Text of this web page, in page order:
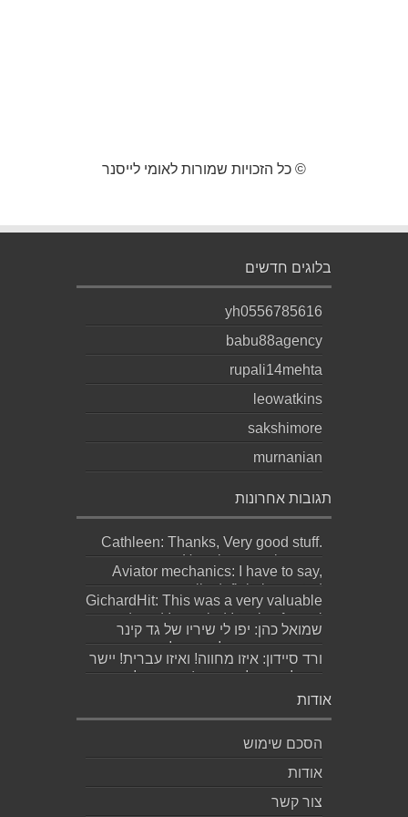
© כל הזכויות שמורות לאומי לייסנר
בלוגים חדשים
yh0556785616
babu88agency
rupali14mehta
leowatkins
sakshimore
murnanian
תגובות אחרונות
Cathleen: Thanks, Very good stuff.
Here is my web page;
http://Bookmar...
Aviator mechanics: I have to say,
personally definitely wasted
meaningful effor...
GichardHit: This was a very valuable
read, and I am glad I took a few mi...
שמואל כהן: יפו לי שיריו של גד קינר
קיסינגר ואשמח לקחת חלק בערב
ההשקה של...
ורד סיידון: איזו מחווה! ואיזו עברית! יישר
כוח לכותב ולאהובתו :) שבת שלום...
אודות
הסכם שימוש
אודות
צור קשר